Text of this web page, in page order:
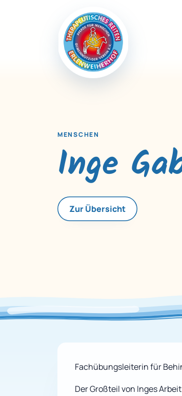
MENSCHEN
Inge
Zur Übersicht
Fachübungsleiterin für
Der Großteil von Inges